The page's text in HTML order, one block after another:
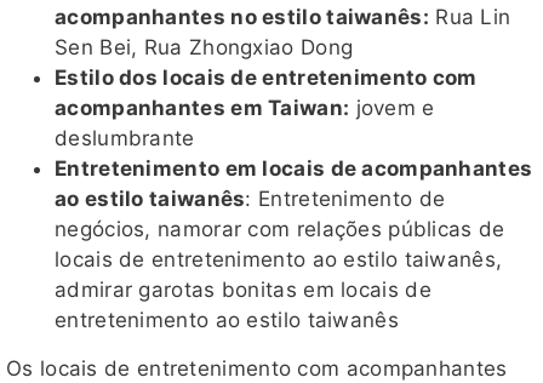
acompanhantes no estilo taiwanês: Rua Lin
Sen Bei, Rua Zhongxiao Dong
Estilo dos locais de entretenimento com
acompanhantes em Taiwan: jovem e
deslumbrante
Entretenimento em locais de acompanhantes
ao estilo taiwanês: Entretenimento de
negócios, namorar com relações públicas de
locais de entretenimento ao estilo taiwanês,
admirar garotas bonitas em locais de
entretenimento ao estilo taiwanês
Os locais de entretenimento com acompanhantes